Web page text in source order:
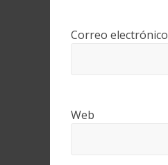
Correo electrónico
Web